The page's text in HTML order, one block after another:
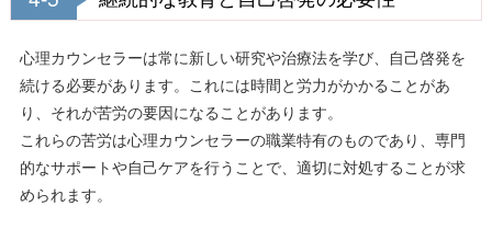
心理カウンセラーは常に新しい研究や治療法を学び、自己啓発を
続ける必要があります。これには時間と労力がかかることがあ
り、それが苦労の要因になることがあります。
これらの苦労は心理カウンセラーの職業特有のものであり、専門
的なサポートや自己ケアを行うことで、適切に対処することが求
められます。